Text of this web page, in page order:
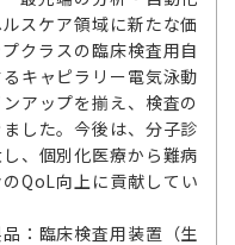
スケア領域に新たな価
クラスの臨床検査用自
キャピラリー電気泳動
アップを揃え、検査の
した。今後は、分子診
、個別化医療から難病
QoL向上に貢献してい
：臨床検査用装置（生